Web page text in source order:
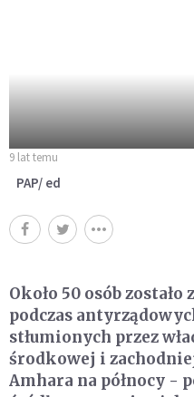
9 lat temu
PAP/ ed
Około 50 osób
podczas
stłumionych przez
środkowej i
Amhara na północy -